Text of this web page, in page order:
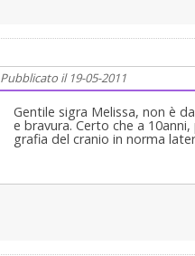
Pubblicato il 19-05-2011
Gentile sigra Melissa, non è
e bravura. Certo che a
grafia del cranio in norma